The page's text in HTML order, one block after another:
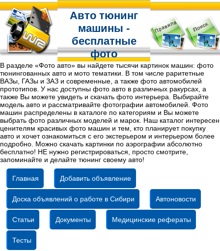
Авто тюнинг
машины -
бесплатные
фото
В разделе «Фото авто» вы найдете тысячи картинок машин: фото
тюнингованных авто и мото тематики. В том числе раритетные
ВАЗы, ГАЗы и ЗАЗ и современные, а также фото автомобилей
прототипов. У нас доступны фото авто в различных ракурсах, а
также Вы можете увидеть и скачать фото интерьера. Выбирайте
модель авто и рассматривайте фотографии автомобилей. Фото
машин распределены в каталоге по категориям и Вы можете
выбрать фото различных моделей и марок. Наш каталог интересен
ценителям красивых фото машин и тем, кто планирует покупку
авто и хочет ознакомиться с его экстерьером и интерьером более
подробно. Можно скачать картинки по аэрографии абсолютно
бесплатно! НЕ нужно регистрироваться, просто смотрите,
запоминайте и делайте тюнинг своему авто!
Главная Добавить объявление
Доска объявлений о работе в Сибири Автоновости
Статьи Документы Медицинские рефераты
Тесты